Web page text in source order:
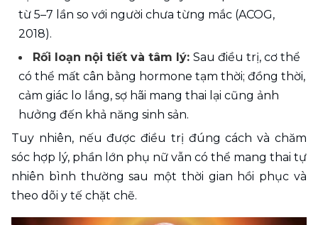
từ 5–7 lần so với người chưa từng mắc (ACOG,
2018).
Rối loạn nội tiết và tâm lý: Sau điều trị, cơ thể
có thể mất cân bằng hormone tạm thời; đồng thời,
cảm giác lo lắng, sợ hãi mang thai lại cũng ảnh
hưởng đến khả năng sinh sản.
Tuy nhiên, nếu được điều trị đúng cách và chăm
sóc hợp lý, phần lớn phụ nữ vẫn có thể mang thai tự
nhiên bình thường sau một thời gian hồi phục và
theo dõi y tế chặt chẽ.